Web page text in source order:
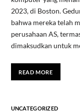
2023, di Boston.
bahwa mereka telah
perusahaan AS,
dimaksudkan untuk
READ MORE
UNCATEGORIZED